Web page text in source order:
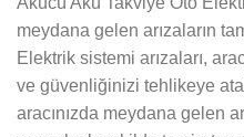
meydana gelen arızaların
Elektrik sistemi arızaları,
ve güvenliğinizi tehlikeye
aracınızda meydana gelen